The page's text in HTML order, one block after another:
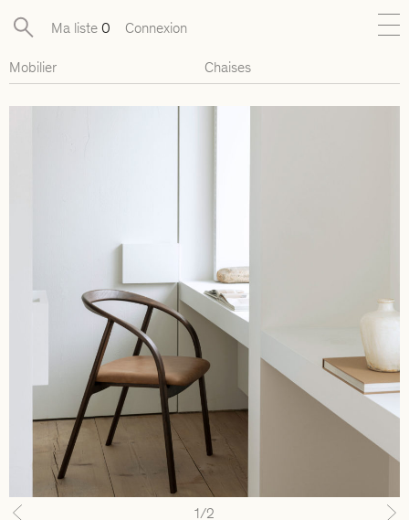
Nouveautés
Journal
Contact Presse
Mobilier Chaises
1/2
Ma liste 0 Connexion